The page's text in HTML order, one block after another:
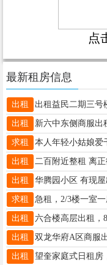
点
最新租房信息
出租
出租
求租
出租
出租
求租
出租
出租
出租